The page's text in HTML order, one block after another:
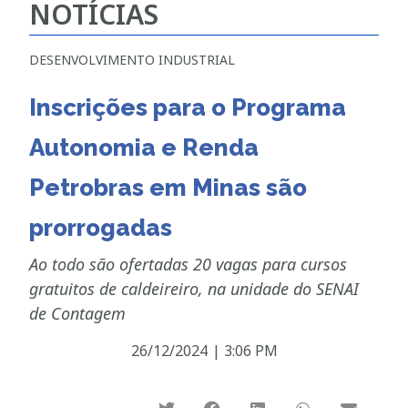
NOTÍCIAS
DESENVOLVIMENTO INDUSTRIAL
Inscrições para o Programa
Autonomia e Renda
Petrobras em Minas são
prorrogadas
Ao todo são ofertadas 20 vagas para cursos
gratuitos de caldeireiro, na unidade do SENAI
de Contagem
26/12/2024 | 3:06 PM